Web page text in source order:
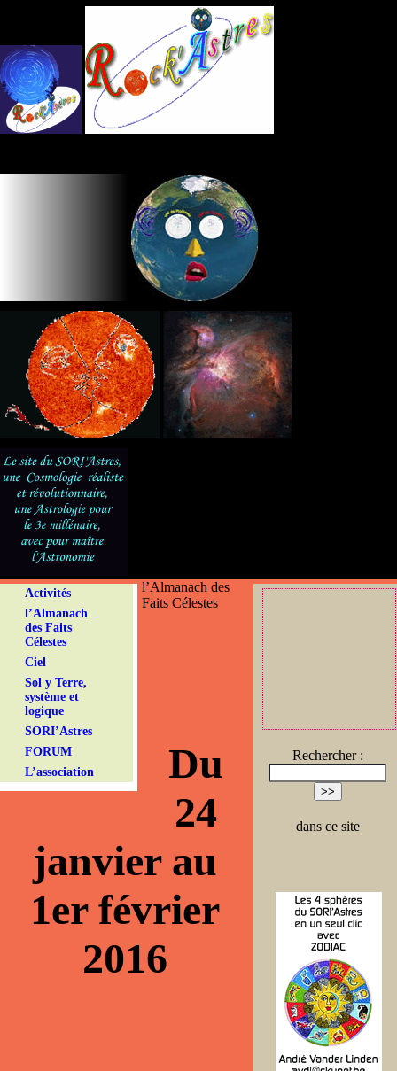
Activités
l’Almanach
des Faits
Célestes
Ciel
Sol y Terre,
système et
logique
SORI’Astres
FORUM
L’association
Rechercher :
dans ce site
l’Almanach des
Faits Célestes
Du
24
janvier au
1er février
2016
Panneau de gestion des cookies